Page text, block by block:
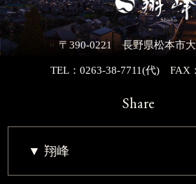
〒390-0221 長野県松本市
TEL：0263-38-7711(代)FAX：
Share
翔峰